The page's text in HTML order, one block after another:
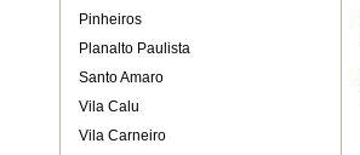
Pinheiros
Planalto Paulista
Santo Amaro
Vila Calu
Vila Carneiro